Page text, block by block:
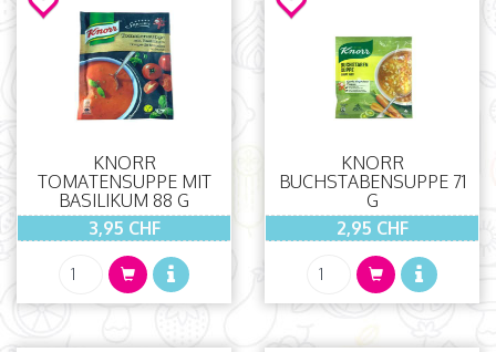
KNORR
TOMATENSUPPE MIT
BASILIKUM 88 G
3,95 CHF
KNORR
BUCHSTABENSUPPE 71
G
2,95 CHF